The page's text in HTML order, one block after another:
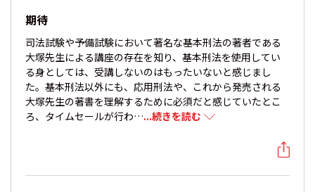
期待
司法試験や予備試験において著名な基本刑法の著者である
大塚先生による講座の存在を知り、基本刑法を使用してい
る身としては、受講しないのはもったいないと感じまし
た。基本刑法以外にも、応用刑法や、これから発売される
大塚先生の著書を理解するために必須だと感じていたとこ
ろ、タイムセールが行わ…...続きを読む